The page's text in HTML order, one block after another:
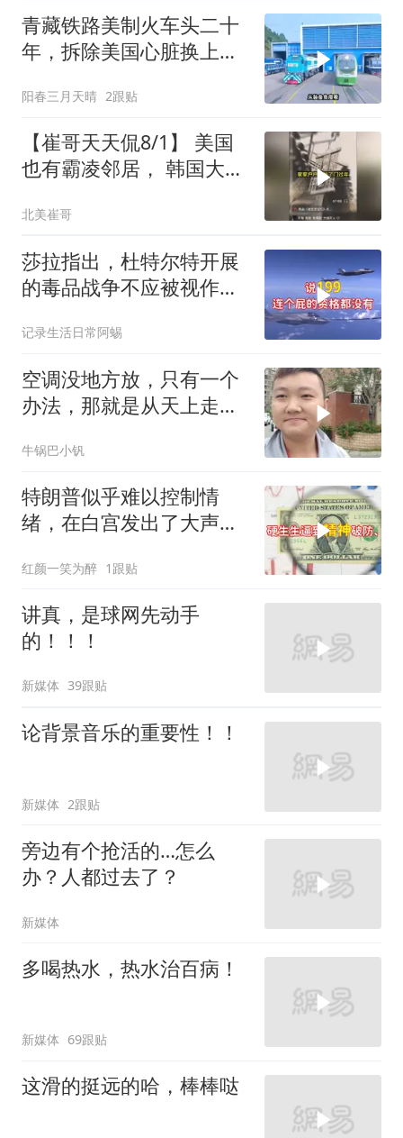
青藏铁路美制火车头二十
年，拆除美国心脏换上绿
阳春三月天晴 2跟贴
【崔哥天天侃8/1】 美国
也有霸凌邻居， 韩国大爷
北美崔哥
莎拉指出，杜特尔特开展
的毒品战争不应被视作反
波扩大
记录生活日常阿蜴
空调没地方放，只有一个
办法，那就是从天上走，
牛锅巴小钒
特朗普似乎难以控制情
绪，在白宫发出了大声咒
红颜一笑为醉 1跟贴
讲真，是球网先动手
的！！！
新媒体 39跟贴
论背景音乐的重要性！！
新媒体 2跟贴
旁边有个抢活的…怎么
办？人都过去了？
新媒体
多喝热水，热水治百病！
新媒体 69跟贴
这滑的挺远的哈，棒棒哒